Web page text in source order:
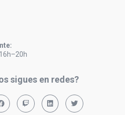
sigues en redes?